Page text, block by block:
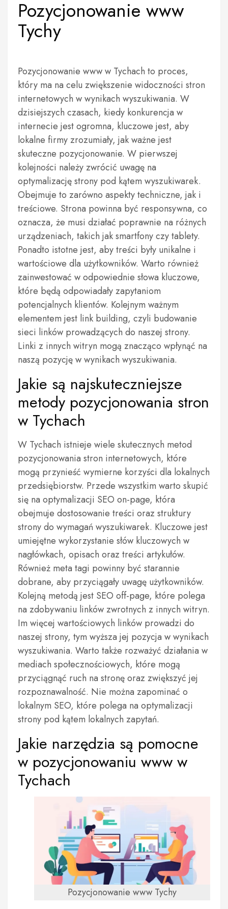
Pozycjonowanie www
Tychy
Pozycjonowanie www w Tychach to proces,
który ma na celu zwiększenie widoczności stron
internetowych w wynikach wyszukiwania. W
dzisiejszych czasach, kiedy konkurencja w
internecie jest ogromna, kluczowe jest, aby
lokalne firmy zrozumiały, jak ważne jest
skuteczne pozycjonowanie. W pierwszej
kolejności należy zwrócić uwagę na
optymalizację strony pod kątem wyszukiwarek.
Obejmuje to zarówno aspekty techniczne, jak i
treściowe. Strona powinna być responsywna, co
oznacza, że musi działać poprawnie na różnych
urządzeniach, takich jak smartfony czy tablety.
Ponadto istotne jest, aby treści były unikalne i
wartościowe dla użytkowników. Warto również
zainwestować w odpowiednie słowa kluczowe,
które będą odpowiadały zapytaniom
potencjalnych klientów. Kolejnym ważnym
elementem jest link building, czyli budowanie
sieci linków prowadzących do naszej strony.
Linki z innych witryn mogą znacząco wpłynąć na
naszą pozycję w wynikach wyszukiwania.
Jakie są najskuteczniejsze
metody pozycjonowania stron
w Tychach
W Tychach istnieje wiele skutecznych metod
pozycjonowania stron internetowych, które
mogą przynieść wymierne korzyści dla lokalnych
przedsiębiorstw. Przede wszystkim warto skupić
się na optymalizacji SEO on-page, która
obejmuje dostosowanie treści oraz struktury
strony do wymagań wyszukiwarek. Kluczowe jest
umiejętne wykorzystanie słów kluczowych w
nagłówkach, opisach oraz treści artykułów.
Również meta tagi powinny być starannie
dobrane, aby przyciągały uwagę użytkowników.
Kolejną metodą jest SEO off-page, które polega
na zdobywaniu linków zwrotnych z innych witryn.
Im więcej wartościowych linków prowadzi do
naszej strony, tym wyższa jej pozycja w wynikach
wyszukiwania. Warto także rozważyć działania w
mediach społecznościowych, które mogą
przyciągnąć ruch na stronę oraz zwiększyć jej
rozpoznawalność. Nie można zapominać o
lokalnym SEO, które polega na optymalizacji
strony pod kątem lokalnych zapytań.
Jakie narzędzia są pomocne
w pozycjonowaniu www w
Tychach
Pozycjonowanie www Tychy